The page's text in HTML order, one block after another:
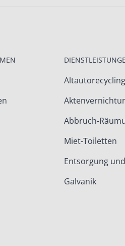
Altautorecycling
Abbruch-
Miet-Toiletten
Entsorgung
Galvanik